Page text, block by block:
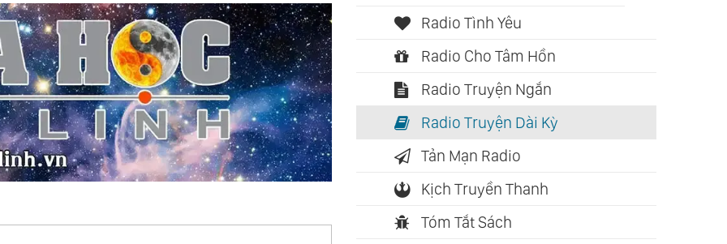
Radio Tình Yêu
Radio Cho Tâm Hồn
Radio Truyện Ngắn
Radio Truyện Dài Kỳ
Tản Mạn Radio
Kịch Truyền Thanh
Tóm Tắt Sách